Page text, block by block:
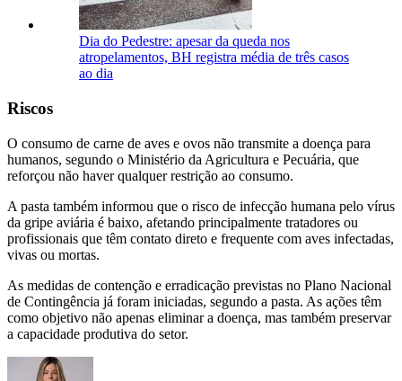
Dia do Pedestre: apesar da queda nos
atropelamentos, BH registra média de três casos
ao dia
Riscos
O consumo de carne de aves e ovos não transmite a doença para
humanos, segundo o Ministério da Agricultura e Pecuária, que
reforçou não haver qualquer restrição ao consumo.
A pasta também informou que o risco de infecção humana pelo vírus
da gripe aviária é baixo, afetando principalmente tratadores ou
profissionais que têm contato direto e frequente com aves infectadas,
vivas ou mortas.
As medidas de contenção e erradicação previstas no Plano Nacional
de Contingência já foram iniciadas, segundo a pasta. As ações têm
como objetivo não apenas eliminar a doença, mas também preservar
a capacidade produtiva do setor.